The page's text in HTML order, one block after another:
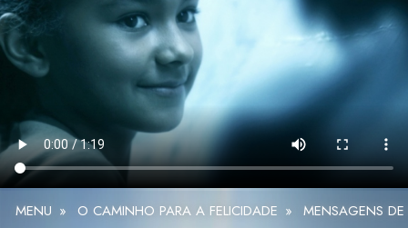
MENU » O CAMINHO PARA A FELICIDADE » MENSAGENS